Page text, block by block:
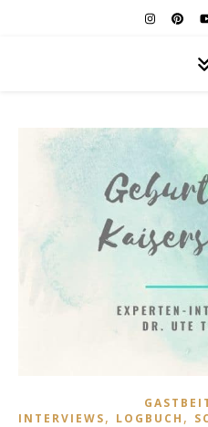
INTERVIEWS, LOGBUCH ,